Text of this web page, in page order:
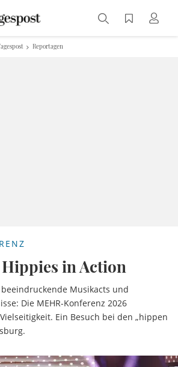
Reportagen
in Action
Musikacts und
Die MEHR-Konferenz 2026
Ein Besuch bei den „hippen